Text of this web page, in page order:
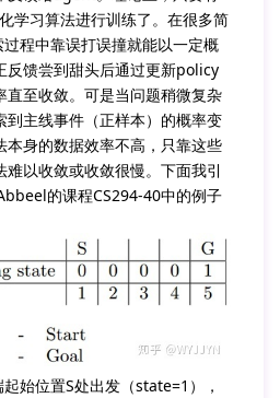
学习算法进行训练了。在很多简
程中靠误打误撞就能以一定概
反馈尝到甜头后通过更新policy
直至收敛。可是当问题稍微复杂
到主线事件（正样本）的概率变
本身的数据效率不高，只靠这些
以收敛或收敛很慢。下面我引
的课程CS294-40中的例子
始位置S处出发（state=1），